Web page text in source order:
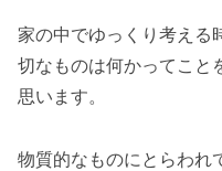
家の中でゆっくり考える
切なものは何かってこと
思います。
物質的なものにとらわれ